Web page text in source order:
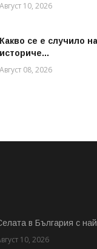
Август 10, 2026
Какво се е случило
историче...
Август 08, 2026
в България с
10, 2026